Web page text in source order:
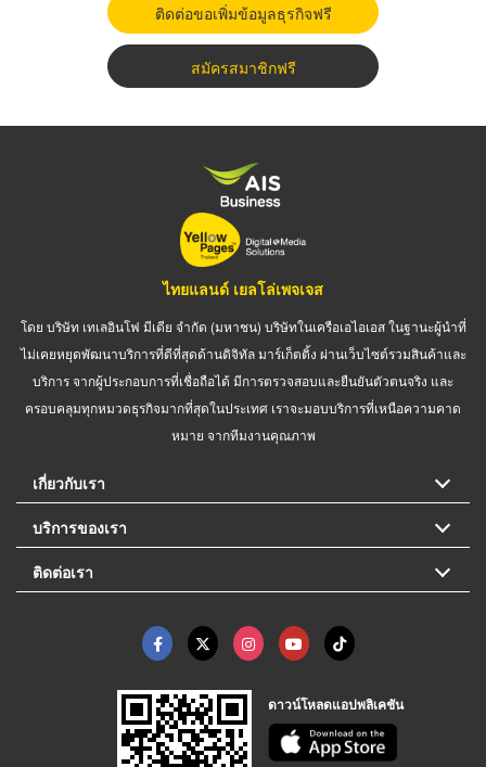
ติดต่อขอเพิ่มข้อมูลธุรกิจฟรี
สมัครสมาชิกฟรี
ไทยแลนด์ เยลโล่เพจเจส
โดย บริษัท เทเลอินโฟ มีเดีย จำกัด (มหาชน) บริษัทในเครือเอไอเอส ในฐานะผู้นำที่
ไม่เคยหยุดพัฒนาบริการที่ดีที่สุดด้านดิจิทัล มาร์เก็ตติ้ง ผ่านเว็บไซต์รวมสินค้าและ
บริการ จากผู้ประกอบการที่เชื่อถือได้ มีการตรวจสอบและยืนยันตัวตนจริง และ
ครอบคลุมทุกหมวดธุรกิจมากที่สุดในประเทศ เราจะมอบบริการที่เหนือความคาด
หมาย จากทีมงานคุณภาพ
เกี่ยวกับเรา
บริการของเรา
ติดต่อเรา
ดาวน์โหลดแอปพลิเคชัน